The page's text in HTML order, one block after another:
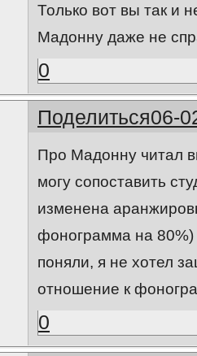
Только вот вы так и
Мадонну даже не
0
Поделиться06-
Про Мадонну читал
могу сопоставить
изменена
фонограмма на 80%)
поняли, я не хотел
отношение к
0